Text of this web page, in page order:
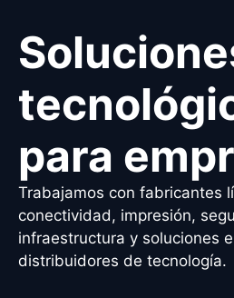
para
Trabajamos con fabricantes
conectividad, impresión,
infraestructura y soluciones
distribuidores de tecnología.